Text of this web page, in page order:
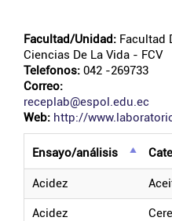
Facultad/Unidad: Facultad
Ciencias De La Vida - FCV
Telefonos: 042 -269733
Correo:
receplab@espol.edu.ec
Web: http://
ensayo/análisis
acidez
acidez